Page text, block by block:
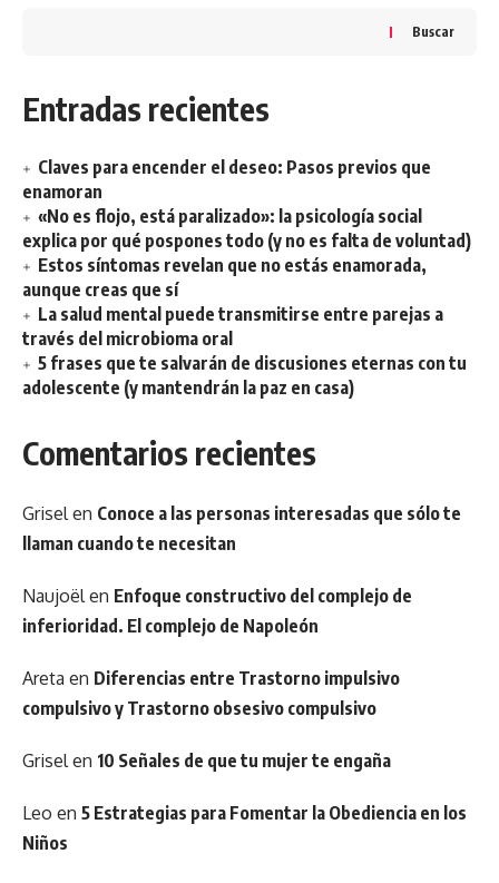
Buscar
Entradas recientes
Claves para encender el deseo: Pasos previos que
enamoran
«No es flojo, está paralizado»: la psicología social
explica por qué pospones todo (y no es falta de voluntad)
Estos síntomas revelan que no estás enamorada,
aunque creas que sí
La salud mental puede transmitirse entre parejas a
través del microbioma oral
5 frases que te salvarán de discusiones eternas con tu
adolescente (y mantendrán la paz en casa)
Comentarios recientes
Griselen Conoce a las personas interesadas que sólo te
llaman cuando te necesitan
Naujoëlen Enfoque constructivo del complejo de
inferioridad. El complejo de Napoleón
Areta en Diferencias entre Trastorno impulsivo
compulsivo y Trastorno obsesivo compulsivo
Griselen 10 Señales de que tu mujer te engaña
Leo en 5 Estrategias para Fomentar la Obediencia en los
Niños